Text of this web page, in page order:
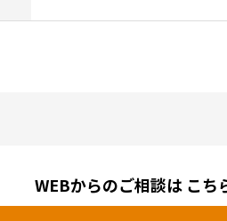
WEBからのご相談は こち